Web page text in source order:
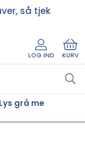
så tjek
LOG IND KURV
grå me